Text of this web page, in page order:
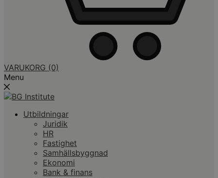
VARUKORG (0)
Menu
Utbildningar
Juridik
HR
Fastighet
Samhällsbyggnad
Ekonomi
Bank & finans